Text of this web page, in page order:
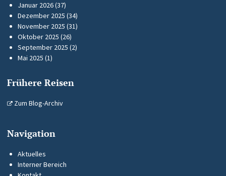
Januar 2026(37)
Dezember 2025 (34)
November 2025 (31)
Oktober 2025 (26)
September 2025 (2)
Mai 2025 (1)
Frühere Reisen
Zum Blog-Archiv
Navigation
Aktuelles
Interner Bereich